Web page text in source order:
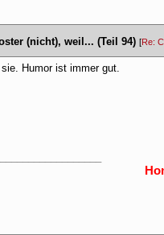
(nicht), weil... (Teil 94) [Re:
sie. Humor ist immer gut.